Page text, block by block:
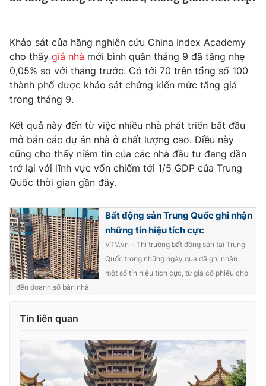
Câu chuyện quốc tế
Tài chính
Thị trường
Góc doanh nghiệp
Dữ liệu và đời sống
Truyền hình
Hậu trường
Nhân vật
Khán giả
Giải sao mai
Giải trí
Điện ảnh
Âm nhạc
Đời sống
Du lịch
Làm đẹp
Chất lượng cuộc sống
Tuyển sinh
Học trực tuyến
Công nghệ
Hitech Công nghệ tương lai
Sản phẩm
Tư vấn
Giao lưu trực tuyến
Lịch phát sóng
Chuyên mục khác
Emagazine Podcast
Khảo sát của hãng nghiên cứu China Index Academy
cho thấy giá nhà mới bình quân tháng 9 đã tăng nhẹ
0,05% so với tháng trước. Có tới 70 trên tổng số 100
thành phố được khảo sát chứng kiến mức tăng giá
trong tháng 9.
Kết quả này đến từ việc nhiều nhà phát triển bắt đầu
mở bán các dự án nhà ở chất lượng cao. Điều này
cũng cho thấy niềm tin của các nhà đầu tư đang dần
trở lại với lĩnh vực vốn chiếm tới 1/5 GDP của Trung
Quốc thời gian gần đây.
Bất động sản Trung Quốc ghi nhận
những tín hiệu tích cực
VTV.vn - Thị trường bất động sản tại Trung
Quốc trong những ngày qua đã ghi nhận
một số tín hiệu tích cực, từ giá cổ phiếu cho
đến doanh số bán nhà.
Tin liên quan